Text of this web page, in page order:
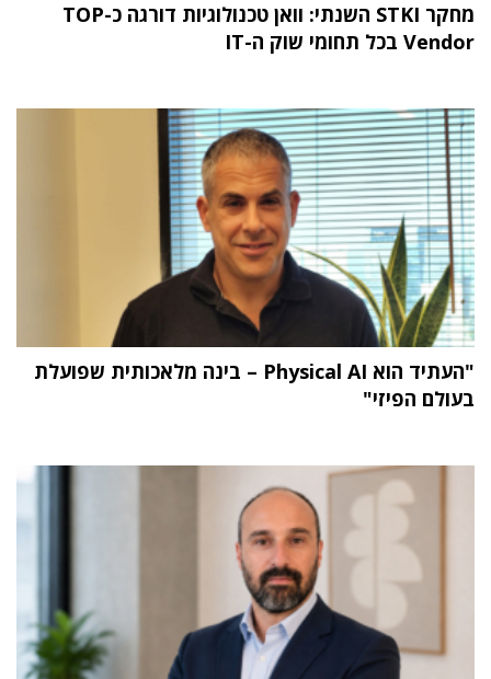
מחקר STKI השנתי: וואן טכנולוגיות דורגה כ-TOP
Vendor בכל תחומי שוק ה-IT
"העתיד הוא Physical AI – בינה מלאכותית שפועלת
בעולם הפיזי"